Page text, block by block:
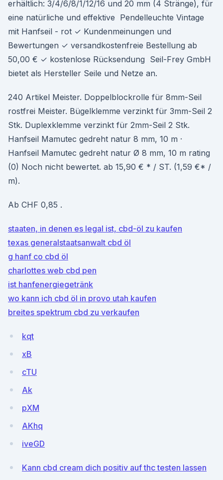
erhältlich: 3/4/6/8/1/12/16 und 20 mm (4 Stränge), für
eine natürliche und effektive Pendelleuchte Vintage
mit Hanfseil - rot ✓ Kundenmeinungen und
Bewertungen ✓ versandkostenfreie Bestellung ab
50,00 € ✓ kostenlose Rücksendung Seil-Frey GmbH
bietet als Hersteller Seile und Netze an.
240 Artikel Meister. Doppelblockrolle für 8mm-Seil
rostfrei Meister. Bügelklemme verzinkt für 3mm-Seil 2
Stk. Duplexklemme verzinkt für 2mm-Seil 2 Stk.
Hanfseil Mamutec gedreht natur 8 mm, 10 m ·
Hanfseil Mamutec gedreht natur Ø 8 mm, 10 m rating
(0) Noch nicht bewertet. ab 15,90 € * / ST. (1,59 €* /
m).
Ab CHF 0,85 .
staaten, in denen es legal ist, cbd-öl zu kaufen
texas generalstaatsanwalt cbd öl
g hanf co cbd öl
charlottes web cbd pen
ist hanfenergiegetränk
wo kann ich cbd öl in provo utah kaufen
breites spektrum cbd zu verkaufen
kqt
xB
cTU
Ak
pXM
AKhq
iveGD
Kann cbd cream dich positiv auf thc testen lassen